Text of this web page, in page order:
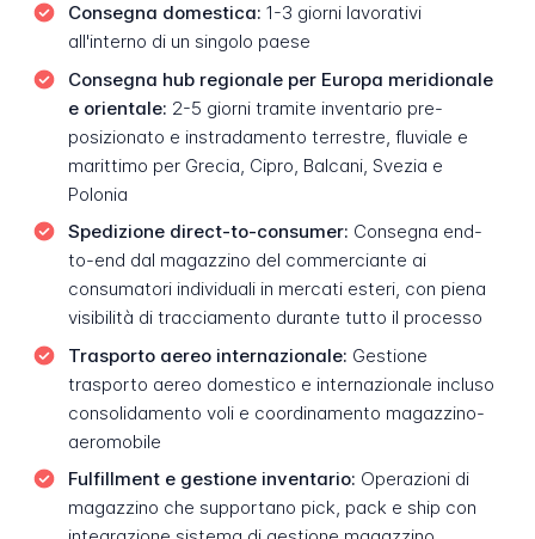
Consegna domestica: 1-3 giorni lavorativi
all'interno di un singolo paese
Consegna hub regionale per Europa meridionale
e orientale: 2-5 giorni tramite inventario pre-
posizionato e instradamento terrestre, fluviale e
marittimo per Grecia, Cipro, Balcani, Svezia e
Polonia
Spedizione direct-to-consumer: Consegna end-
to-end dal magazzino del commerciante ai
consumatori individuali in mercati esteri, con piena
visibilità di tracciamento durante tutto il processo
Trasporto aereo internazionale: Gestione
trasporto aereo domestico e internazionale incluso
consolidamento voli e coordinamento magazzino-
aeromobile
Fulfillment e gestione inventario: Operazioni di
magazzino che supportano pick, pack e ship con